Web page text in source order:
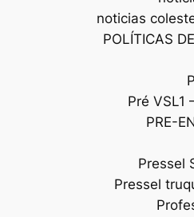
noticias
POLÍTICAS
Pré VSL1
PRE-
Pressel
Pressel